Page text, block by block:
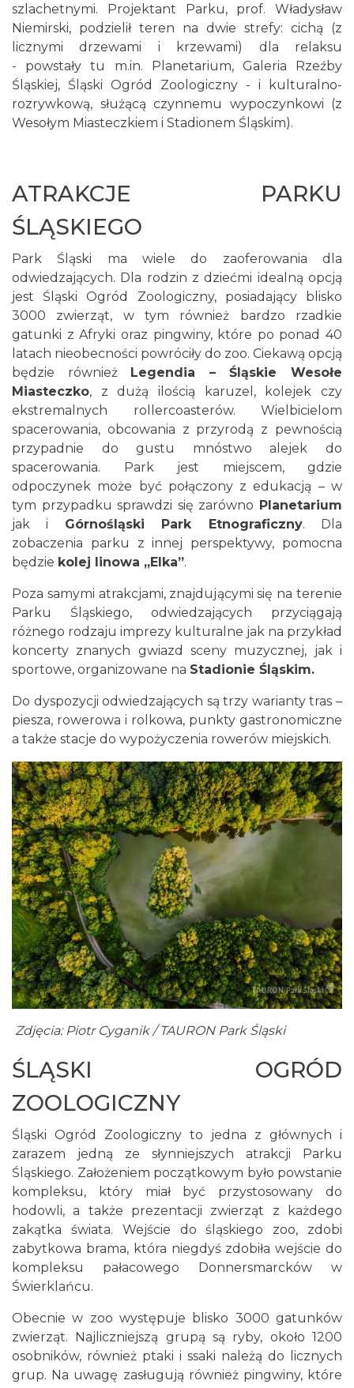
szlachetnymi. Projektant Parku, prof. Władysław
Niemirski, podzielił teren na dwie strefy: cichą (z
licznymi drzewami i krzewami) dla relaksu
- powstały tu m.in. Planetarium, Galeria Rzeźby
Śląskiej, Śląski Ogród Zoologiczny - i kulturalno-
rozrywkową, służącą czynnemu wypoczynkowi (z
Wesołym Miasteczkiem i Stadionem Śląskim).
ATRAKCJE PARKU
ŚLĄSKIEGO
Park Śląski ma wiele do zaoferowania dla
odwiedzających. Dla rodzin z dziećmi idealną opcją
jest Śląski Ogród Zoologiczny, posiadający blisko
3000 zwierząt, w tym również bardzo rzadkie
gatunki z Afryki oraz pingwiny, które po ponad 40
latach nieobecności powróciły do zoo. Ciekawą opcją
będzie również Legendia – Śląskie Wesołe
Miasteczko, z dużą ilością karuzel, kolejek czy
ekstremalnych rollercoasterów. Wielbicielom
spacerowania, obcowania z przyrodą z pewnością
przypadnie do gustu mnóstwo alejek do
spacerowania. Park jest miejscem, gdzie
odpoczynek może być połączony z edukacją – w
tym przypadku sprawdzi się zarówno Planetarium
jak i Górnośląski Park Etnograficzny. Dla
zobaczenia parku z innej perspektywy, pomocna
będzie kolej linowa „Elka”.
Poza samymi atrakcjami, znajdującymi się na terenie
Parku Śląskiego, odwiedzających przyciągają
różnego rodzaju imprezy kulturalne jak na przykład
koncerty znanych gwiazd sceny muzycznej, jak i
sportowe, organizowane na Stadionie Śląskim.
Do dyspozycji odwiedzających są trzy warianty tras –
piesza, rowerowa i rolkowa, punkty gastronomiczne
a także stacje do wypożyczenia rowerów miejskich.
Zdjęcia: Piotr Cyganik / TAURON Park Śląski
ŚLĄSKI OGRÓD
ZOOLOGICZNY
Śląski Ogród Zoologiczny to jedna z głównych i
zarazem jedną ze słynniejszych atrakcji Parku
Śląskiego. Założeniem początkowym było powstanie
kompleksu, który miał być przystosowany do
hodowli, a także prezentacji zwierząt z każdego
zakątka świata. Wejście do śląskiego zoo, zdobi
zabytkowa brama, która niegdyś zdobiła wejście do
kompleksu pałacowego Donnersmarcków w
Świerklańcu.
Obecnie w zoo występuje blisko 3000 gatunków
zwierząt. Najliczniejszą grupą są ryby, około 1200
osobników, również ptaki i ssaki należą do licznych
grup. Na uwagę zasługują również pingwiny, które